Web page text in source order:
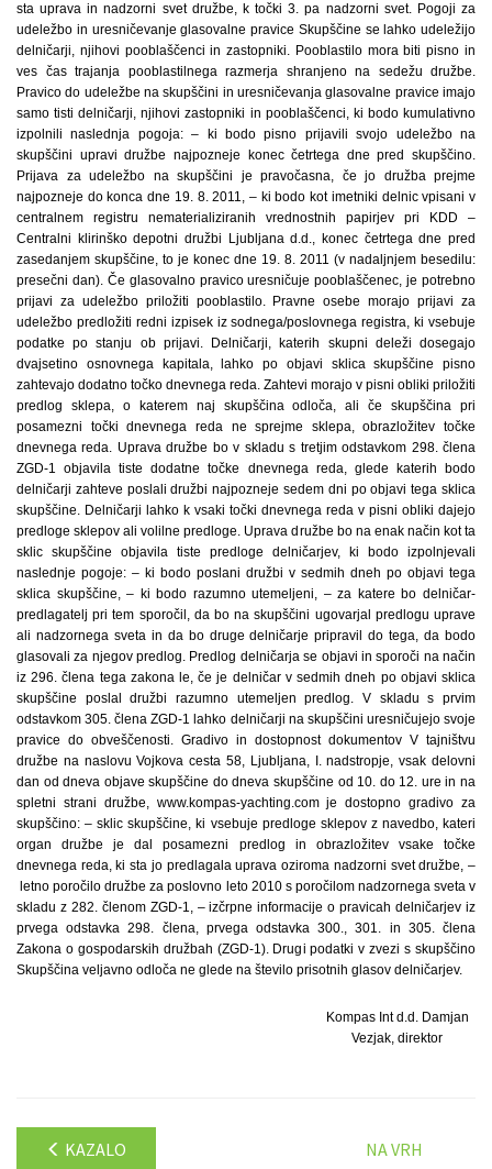
sta uprava in nadzorni svet družbe, k točki 3. pa nadzorni svet. Pogoji za
udeležbo in uresničevanje glasovalne pravice Skupščine se lahko udeležijo
delničarji, njihovi pooblaščenci in zastopniki. Pooblastilo mora biti pisno in
ves čas trajanja pooblastilnega razmerja shranjeno na sedežu družbe.
Pravico do udeležbe na skupščini in uresničevanja glasovalne pravice imajo
samo tisti delničarji, njihovi zastopniki in pooblaščenci, ki bodo kumulativno
izpolnili naslednja pogoja: – ki bodo pisno prijavili svojo udeležbo na
skupščini upravi družbe najpozneje konec četrtega dne pred skupščino.
Prijava za udeležbo na skupščini je pravočasna, če jo družba prejme
najpozneje do konca dne 19. 8. 2011, – ki bodo kot imetniki delnic vpisani v
centralnem registru nematerializiranih vrednostnih papirjev pri KDD –
Centralni klirinško depotni družbi Ljubljana d.d., konec četrtega dne pred
zasedanjem skupščine, to je konec dne 19. 8. 2011 (v nadaljnjem besedilu:
presečni dan). Če glasovalno pravico uresničuje pooblaščenec, je potrebno
prijavi za udeležbo priložiti pooblastilo. Pravne osebe morajo prijavi za
udeležbo predložiti redni izpisek iz sodnega/poslovnega registra, ki vsebuje
podatke po stanju ob prijavi. Delničarji, katerih skupni deleži dosegajo
dvajsetino osnovnega kapitala, lahko po objavi sklica skupščine pisno
zahtevajo dodatno točko dnevnega reda. Zahtevi morajo v pisni obliki priložiti
predlog sklepa, o katerem naj skupščina odloča, ali če skupščina pri
posamezni točki dnevnega reda ne sprejme sklepa, obrazložitev točke
dnevnega reda. Uprava družbe bo v skladu s tretjim odstavkom 298. člena
ZGD-1 objavila tiste dodatne točke dnevnega reda, glede katerih bodo
delničarji zahteve poslali družbi najpozneje sedem dni po objavi tega sklica
skupščine. Delničarji lahko k vsaki točki dnevnega reda v pisni obliki dajejo
predloge sklepov ali volilne predloge. Uprava družbe bo na enak način kot ta
sklic skupščine objavila tiste predloge delničarjev, ki bodo izpolnjevali
naslednje pogoje: – ki bodo poslani družbi v sedmih dneh po objavi tega
sklica skupščine, – ki bodo razumno utemeljeni, – za katere bo delničar-
predlagatelj pri tem sporočil, da bo na skupščini ugovarjal predlogu uprave
ali nadzornega sveta in da bo druge delničarje pripravil do tega, da bodo
glasovali za njegov predlog. Predlog delničarja se objavi in sporoči na način
iz 296. člena tega zakona le, če je delničar v sedmih dneh po objavi sklica
skupščine poslal družbi razumno utemeljen predlog. V skladu s prvim
odstavkom 305. člena ZGD-1 lahko delničarji na skupščini uresničujejo svoje
pravice do obveščenosti. Gradivo in dostopnost dokumentov V tajništvu
družbe na naslovu Vojkova cesta 58, Ljubljana, I. nadstropje, vsak delovni
dan od dneva objave skupščine do dneva skupščine od 10. do 12. ure in na
spletni strani družbe, www.kompas-yachting.com je dostopno gradivo za
skupščino: – sklic skupščine, ki vsebuje predloge sklepov z navedbo, kateri
organ družbe je dal posamezni predlog in obrazložitev vsake točke
dnevnega reda, ki sta jo predlagala uprava oziroma nadzorni svet družbe, –
letno poročilo družbe za poslovno leto 2010 s poročilom nadzornega sveta v
skladu z 282. členom ZGD-1, – izčrpne informacije o pravicah delničarjev iz
prvega odstavka 298. člena, prvega odstavka 300., 301. in 305. člena
Zakona o gospodarskih družbah (ZGD-1). Drugi podatki v zvezi s skupščino
Skupščina veljavno odloča ne glede na število prisotnih glasov delničarjev.
Kompas Int d.d. Damjan
Vezjak, direktor
KAZALO NA VRH